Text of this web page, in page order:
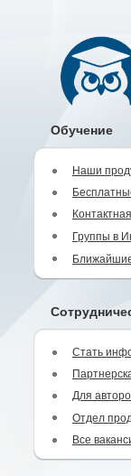
Обучение
Наши
Группы в
Стать
Для
Отдел
Все